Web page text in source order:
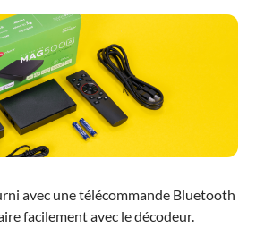
avec une télécommande Bluetooth
facilement avec le décodeur.